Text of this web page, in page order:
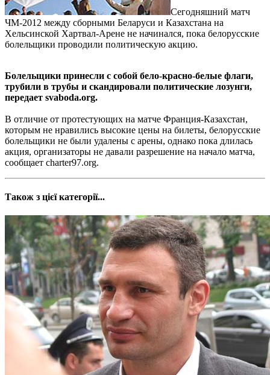
Сегодняшний матч
ЧМ-2012 между сборными Беларуси и Казахстана на
Хельсинской Хартвал-Арене не начинался, пока белорусские
болельщики проводили политическую акцию.
Болельщики принесли с собой бело-красно-белые флаги,
трубили в трубы и скандировали политические лозунги,
передает svaboda.org.
В отличие от протестующих на матче Франция-Казахстан,
которым не нравились высокие цены на билеты, белорусские
болельщики не были удалены с арены, однако пока длилась
акция, организаторы не давали разрешение на начало матча,
сообщает charter97.org.
Також з цієї категорії...